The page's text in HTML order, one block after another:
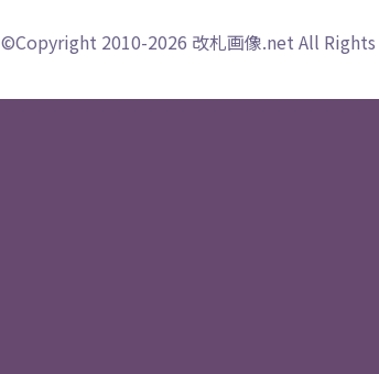
©Copyright 2010-2026 改札画像.net All